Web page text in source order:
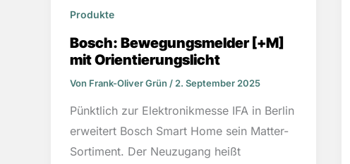
Produkte
Bosch: Bewegungsmelder [+M]
mit Orientierungslicht
Von Frank-Oliver Grün /2. September 2025
Pünktlich zur Elektronikmesse IFA in Berlin
erweitert Bosch Smart Home sein Matter-
Sortiment. Der Neuzugang heißt